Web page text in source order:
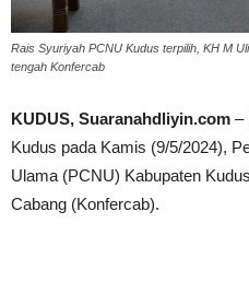
Rais Syuriyah PCNU Kudus terpilih, KH M
tengah Konfercab
KUDUS, Suaranahdliyin.com –
Kudus pada Kamis (9/5/2024),
Ulama (PCNU) Kabupaten
Cabang (Konfercab).